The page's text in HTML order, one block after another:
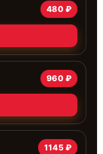
480 ₽
960 ₽
1145 ₽